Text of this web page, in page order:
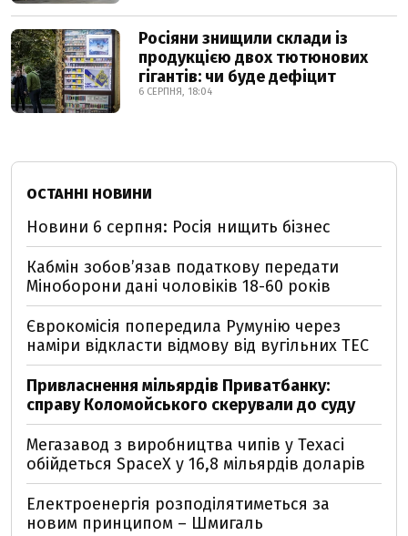
Росіяни знищили склади із
продукцією двох тютюнових
гігантів: чи буде дефіцит
6 СЕРПНЯ, 18:04
ОСТАННІ НОВИНИ
Новини 6 серпня: Росія нищить бізнес
Кабмін зобовʼязав податкову передати
Міноборони дані чоловіків 18-60 років
Єврокомісія попередила Румунію через
наміри відкласти відмову від вугільних ТЕС
Привласнення мільярдів Приватбанку:
справу Коломойського скерували до суду
Мегазавод з виробництва чипів у Техасі
обійдеться SpaceX у 16,8 мільярдів доларів
Електроенергія розподілятиметься за
новим принципом – Шмигаль